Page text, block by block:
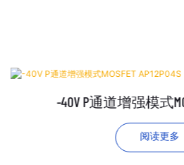
-40V P通道增强模式
阅读更多